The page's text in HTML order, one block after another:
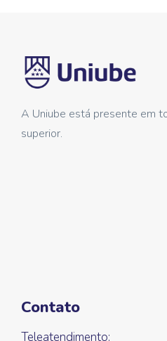
A Uniube está presente em
superior.
Contato
Teleatendimento: